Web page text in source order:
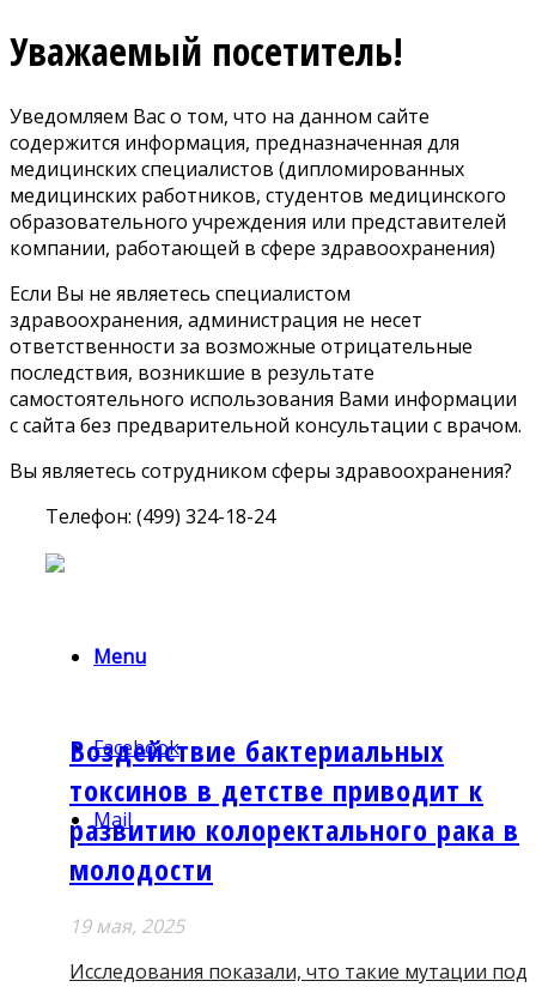
Уважаемый посетитель!
Уведомляем Вас о том, что на данном сайте
содержится информация, предназначенная для
медицинских специалистов (дипломированных
медицинских работников, студентов медицинского
образовательного учреждения или представителей
компании, работающей в сфере здравоохранения)
Если Вы не являетесь специалистом
здравоохранения, администрация не несет
ответственности за возможные отрицательные
последствия, возникшие в результате
самостоятельного использования Вами информации
с сайта без предварительной консультации с врачом.
Вы являетесь сотрудником сферы здравоохранения?
Телефон: (499) 324-18-24
Menu
Facebook
Mail
Воздействие бактериальных
токсинов в детстве приводит к
развитию колоректального рака в
молодости
19 мая, 2025
Исследования показали, что такие мутации под